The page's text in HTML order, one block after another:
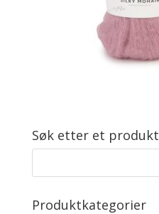
Søk etter et produkt
Produktkategorier